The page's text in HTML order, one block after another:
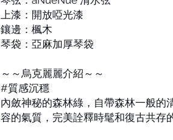
上漆：開放啞光漆
鑲邊：楓木
琴袋：亞麻加厚琴袋
～～烏克麗麗介紹～～
#質感沉穩
內斂神秘的森林綠，自帶森林一般的
容的氣質，完美詮釋時髦和復古共存